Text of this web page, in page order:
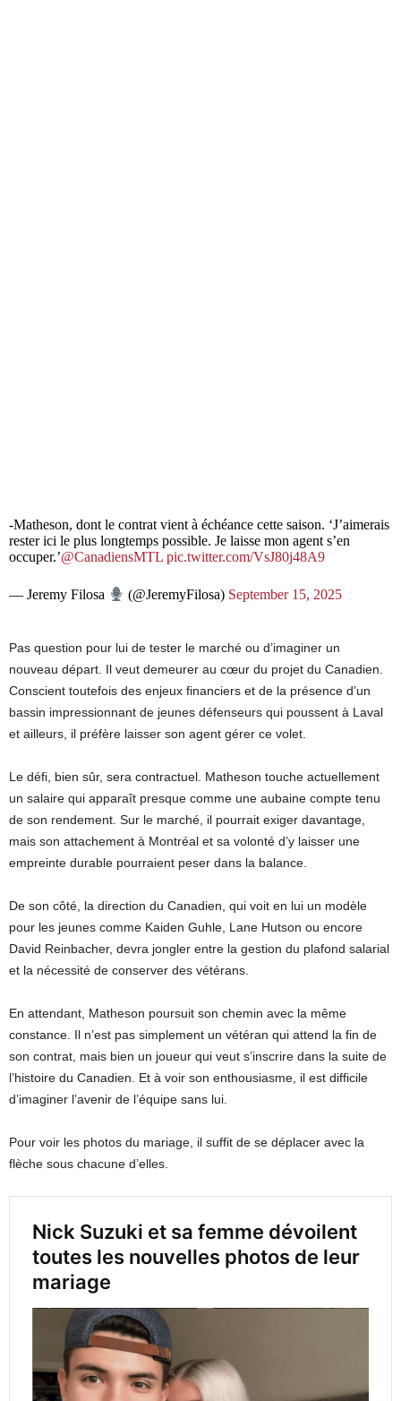
-Matheson, dont le contrat vient à échéance cette saison. ‘J’aimerais
rester ici le plus longtemps possible. Je laisse mon agent s’en
occuper.’@CanadiensMTL pic.twitter.com/VsJ80j48A9
— Jeremy Filosa (@JeremyFilosa) September 15, 2025
Pas question pour lui de tester le marché ou d’imaginer un
nouveau départ. Il veut demeurer au cœur du projet du Canadien.
Conscient toutefois des enjeux financiers et de la présence d’un
bassin impressionnant de jeunes défenseurs qui poussent à Laval
et ailleurs, il préfère laisser son agent gérer ce volet.
Le défi, bien sûr, sera contractuel. Matheson touche actuellement
un salaire qui apparaît presque comme une aubaine compte tenu
de son rendement. Sur le marché, il pourrait exiger davantage,
mais son attachement à Montréal et sa volonté d’y laisser une
empreinte durable pourraient peser dans la balance.
De son côté, la direction du Canadien, qui voit en lui un modèle
pour les jeunes comme Kaiden Guhle, Lane Hutson ou encore
David Reinbacher, devra jongler entre la gestion du plafond salarial
et la nécessité de conserver des vétérans.
En attendant, Matheson poursuit son chemin avec la même
constance. Il n’est pas simplement un vétéran qui attend la fin de
son contrat, mais bien un joueur qui veut s’inscrire dans la suite de
l’histoire du Canadien. Et à voir son enthousiasme, il est difficile
d’imaginer l’avenir de l’équipe sans lui.
Pour voir les photos du mariage, il suffit de se déplacer avec la
flèche sous chacune d’elles.